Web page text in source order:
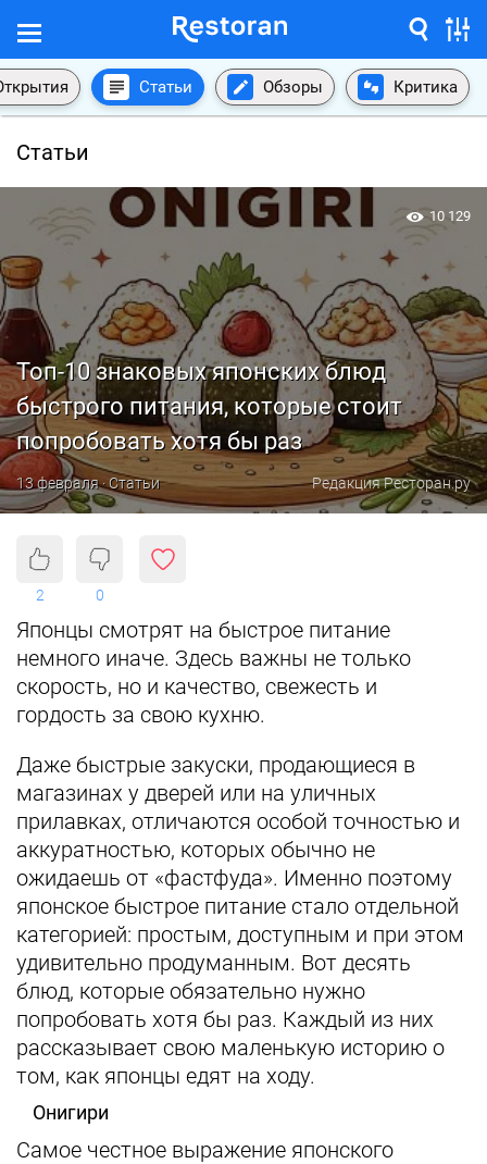
Статьи Обзоры Критика
Статьи
Топ-10 знаковых японских блюд
быстрого питания, которые стоит
попробовать хотя бы раз
13 февраля · Статьи Редакция Ресторан.ру
10 129
2 0
Японцы смотрят на быстрое питание
немного иначе. Здесь важны не только
скорость, но и качество, свежесть и
гордость за свою кухню.
Даже быстрые закуски, продающиеся в
магазинах у дверей или на уличных
прилавках, отличаются особой точностью и
аккуратностью, которых обычно не
ожидаешь от «фастфуда». Именно поэтому
японское быстрое питание стало отдельной
категорией: простым, доступным и при этом
удивительно продуманным. Вот десять
блюд, которые обязательно нужно
попробовать хотя бы раз. Каждый из них
рассказывает свою маленькую историю о
том, как японцы едят на ходу.
Онигири
Самое честное выражение японского